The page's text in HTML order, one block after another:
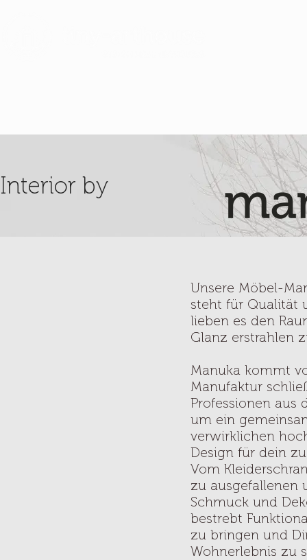
Interior by
Unsere Möbel-
steht für Qualität
lieben es den
Glanz erstrahlen
Manuka kommt
Manufaktur
Professionen aus
um ein
verwirklichen
Design für dein
Vom
zu ausgefallenen
Schmuck und
bestrebt
zu bringen und
Wohnerlebnis zu